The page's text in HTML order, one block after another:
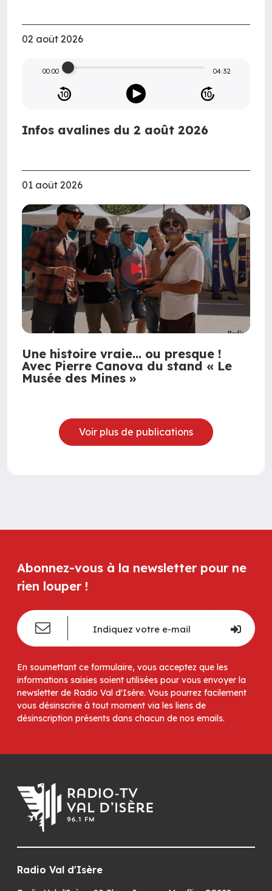
02 août 2026
00:00 04:32
Infos avalines du 2 août 2026
01 août 2026
Une histoire vraie… ou presque !
Avec Pierre Canova du stand « Le
Musée des Mines »
Voir plus de publications
Abonnez-vous à la newsletter pour ne
rien louper !
En soumettant ce formulaire, vous acceptez que les
informations saisies soient utilisées pour vous envoyer la
newsletter de Radio Val d'Isère. Vous pourrez facilement
vous désinscrire à tout moment via les liens de
désinscription présents dans chacun de nos emails.
Radio Val d'Isère